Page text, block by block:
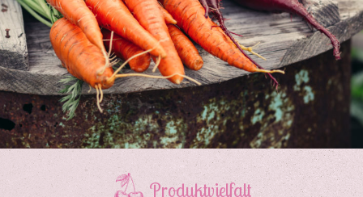
Produktvielfalt